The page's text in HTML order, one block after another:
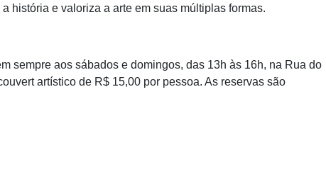
história e valoriza a arte em suas múltiplas formas.
sempre aos sábados e domingos, das 13h às 16h, na Rua do
artístico de R$ 15,00 por pessoa. As reservas são